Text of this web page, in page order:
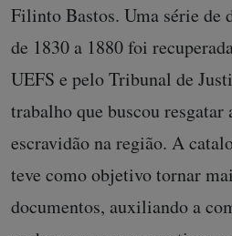
Filinto Bastos. Uma série de
de 1830 a 1880 foi
UEFS e pelo Tribunal de
trabalho que buscou resgatar
escravidão na região. A
teve como objetivo tornar
documentos, auxiliando a